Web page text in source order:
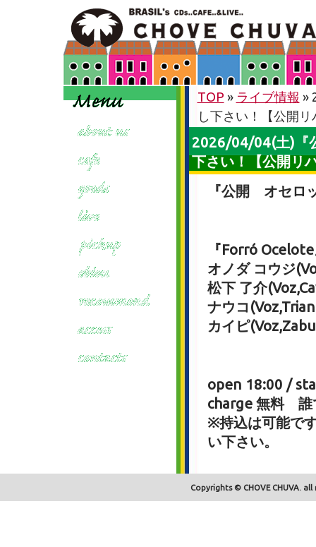
TOP » ライブ情報 »
し下さい！【公開リ
2026/04/04(土)『
下さい！【公開リ
『公開 オセロ
『Forró
オノダ コウジ
松下 了介
ナウコ
カイピ
open 18:00 /
charge 無料 誰
※持込は可能で
い下さい。
Copyrights © CHOVE CHUVA.